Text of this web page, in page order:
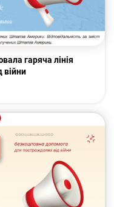
гаряча лінія
війни